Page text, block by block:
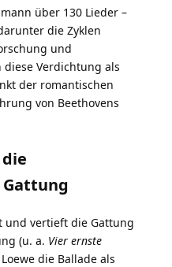
über 130 Lieder –
die Zyklen
und
Verdichtung als
der romantischen
von Beethovens
und vertieft die Gattung
(u. a. Vier ernste
die Ballade als